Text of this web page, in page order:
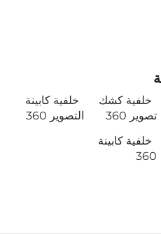
خلفية كشك
تصوير 360
خلفية كابينة
التصوير 360
خلفية كابينة
360